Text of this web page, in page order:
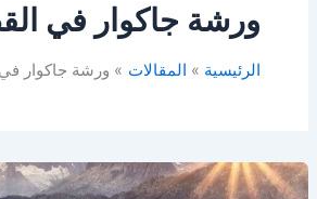
ورشة جاكوار في
الرئيسية المقالات ورشة جاكوار
ورشة